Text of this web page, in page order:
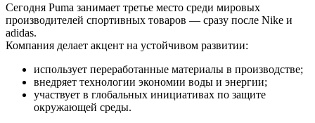
Сегодня Puma занимает третье место среди мировых
производителей спортивных товаров — сразу после Nike и
adidas.
Компания делает акцент на устойчивом развитии:
использует переработанные материалы в производстве;
внедряет технологии экономии воды и энергии;
участвует в глобальных инициативах по защите
окружающей среды.